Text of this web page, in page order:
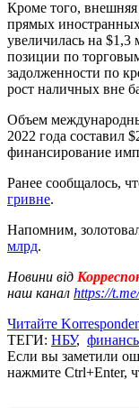
Кроме того, внешняя
прямых
увеличилась на $1,3
позиции по
задолженности по
рост наличных вне
Объем
2022 года составил
финансирование
Ранее сообщалось,
гривне.
Напомним,
млрд.
Новини від
наш канал https://
Читайте
ТЕГИ: НБУ,
Если вы заметили
нажмите Ctrl+Enter,